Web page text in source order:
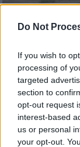
Do Not
If you wish to
processing of
targeted
section to
opt-out request
interest-based
us or personal
your opt-out.
Ελλάδα
Λαχτάρησε
Έπεσε στη
αγέλη